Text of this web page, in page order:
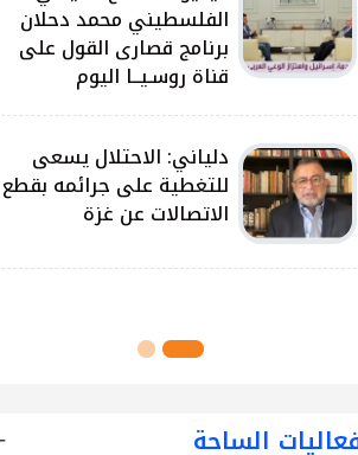
النيرب: اللجنة الوطنية
للشراكة والتنمية بدأت بتوزيع
آلاف الحقائب على الطلبة
اللجنة الوطنية للشراكة
والتنمية تُنفذ مشروع توزيع
محافظة رفح
الساحة